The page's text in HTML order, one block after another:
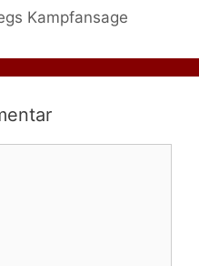
Kampfansage